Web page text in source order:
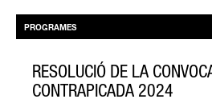
PROGRAMES
RESOLUCIÓ DE LA
CONTRAPICADA 2024